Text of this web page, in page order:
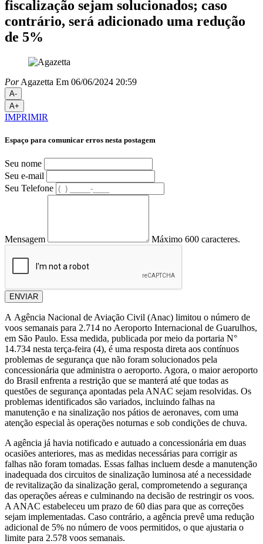
fiscalização sejam solucionados; caso
contrário, será adicionado uma redução
de 5%
PorAgazetta Em 06/06/2024 20:59
A-
A+
IMPRIMIR
Espaço para comunicar erros nesta postagem
Seu nome
Seu e-mail
Seu Telefone
Mensagem Máximo 600 caracteres.
ENVIAR
A Agência Nacional de Aviação Civil (Anac) limitou o número de
voos semanais para 2.714 no Aeroporto Internacional de Guarulhos,
em São Paulo. Essa medida, publicada por meio da portaria N°
14.734 nesta terça-feira (4), é uma resposta direta aos contínuos
problemas de segurança que não foram solucionados pela
concessionária que administra o aeroporto. Agora, o maior aeroporto
do Brasil enfrenta a restrição que se manterá até que todas as
questões de segurança apontadas pela ANAC sejam resolvidas. Os
problemas identificados são variados, incluindo falhas na
manutenção e na sinalização nos pátios de aeronaves, com uma
atenção especial às operações noturnas e sob condições de chuva.
A agência já havia notificado e autuado a concessionária em duas
ocasiões anteriores, mas as medidas necessárias para corrigir as
falhas não foram tomadas. Essas falhas incluem desde a manutenção
inadequada dos circuitos de sinalização luminosa até a necessidade
de revitalização da sinalização geral, comprometendo a segurança
das operações aéreas e culminando na decisão de restringir os voos.
A ANAC estabeleceu um prazo de 60 dias para que as correções
sejam implementadas. Caso contrário, a agência prevê uma redução
adicional de 5% no número de voos permitidos, o que ajustaria o
limite para 2.578 voos semanais.